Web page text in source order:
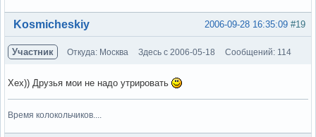
Вне форума #19
2006-09-28 16:35:09
Kosmicheskiy
Участник Откуда: Москва Здесь с 2006-05-18 Сообщений: 114
Хех)) Друзья мои не надо утрировать
Время колокольчиков....